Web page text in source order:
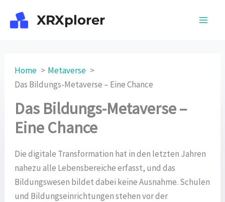
XRXplorer
Home
Metaverse
Das Bildungs-Metaverse – Eine Chance
Das Bildungs-Metaverse –
Eine Chance
Die digitale Transformation hat in den letzten Jahren
nahezu alle Lebensbereiche erfasst, und das
Bildungswesen bildet dabei keine Ausnahme. Schulen
und Bildungseinrichtungen stehen vor der